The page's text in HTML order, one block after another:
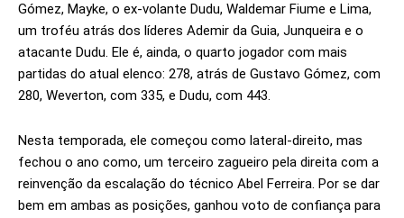
Gómez, Mayke, o ex-volante Dudu, Waldemar Fiume e Lima,
um troféu atrás dos líderes Ademir da Guia, Junqueira e o
atacante Dudu. Ele é, ainda, o quarto jogador com mais
partidas do atual elenco: 278, atrás de Gustavo Gómez, com
280, Weverton, com 335, e Dudu, com 443.
Nesta temporada, ele começou como lateral-direito, mas
fechou o ano como, um terceiro zagueiro pela direita com a
reinvenção da escalação do técnico Abel Ferreira. Por se dar
bem em ambas as posições, ganhou voto de confiança para